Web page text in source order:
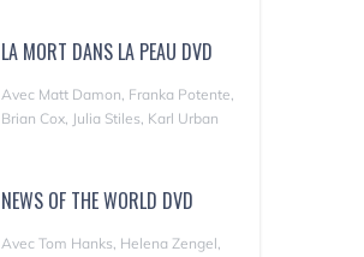
LA MORT DANS LA PEAU DVD
Avec Matt Damon, Franka Potente,
Brian Cox, Julia Stiles, Karl Urban
NEWS OF THE WORLD DVD
Avec Tom Hanks, Helena Zengel,